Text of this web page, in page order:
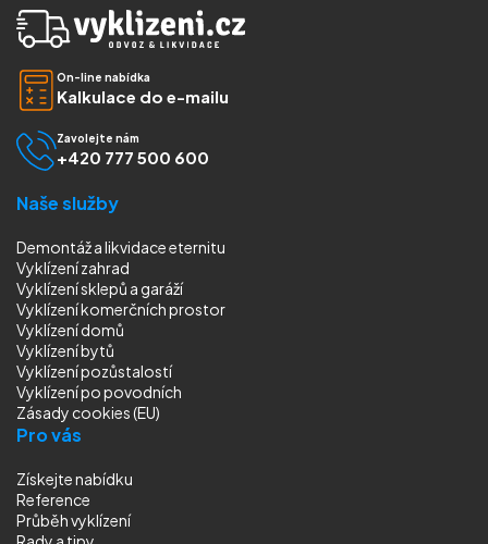
On-line nabídka
Kalkulace do e-mailu
Zavolejte nám
+420 777 500 600
Naše služby
Demontáž a likvidace eternitu
Vyklízení zahrad
Vyklízení sklepů a garáží
Vyklízení komerčních prostor
Vyklízení domů
Vyklízení bytů
Vyklízení pozůstalostí
Vyklízenípo povodních
Zásady cookies (EU)
Pro vás
Získejte nabídku
Reference
Průběh vyklízení